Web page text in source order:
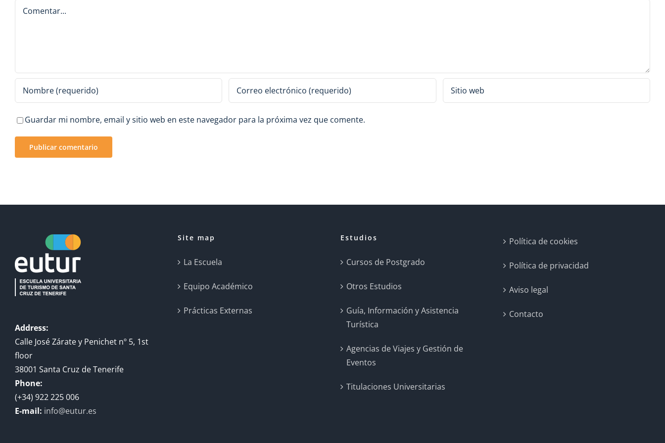
Comentar
Guardar mi nombre, email y sitio web en este navegador para la próxima vez que comente.
Address:
Calle José Zárate y Penichet nº 5, 1st
floor
38001 Santa Cruz de Tenerife
Phone:
(+34) 922 225 006
E-mail: info@eutur.es
Site map
La Escuela
Equipo Académico
Prácticas Externas
Estudios
Cursos de Postgrado
Otros Estudios
Guía, Información y Asistencia
Turística
Agencias de Viajes y Gestión de
Eventos
Titulaciones Universitarias
Política de cookies
Política de privacidad
Aviso legal
Contacto